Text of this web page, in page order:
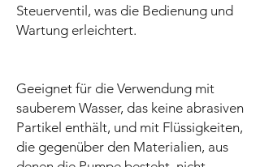
Steuerventil, was die Bedienung und
Wartung erleichtert.
Geeignet für die Verwendung mit
sauberem Wasser, das keine abrasiven
Partikel enthält, und mit Flüssigkeiten,
die gegenüber den Materialien, aus